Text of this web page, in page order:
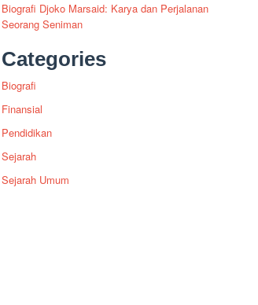
Biografi Djoko Marsaid: Karya dan Perjalanan
Seorang Seniman
Categories
Biografi
Finansial
Pendidikan
Sejarah
Sejarah Umum